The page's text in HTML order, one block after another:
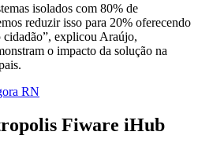
isolados com 80% de
reduzir isso para 20% oferecendo
explicou Araújo,
o impacto da solução na
RN
Fiware iHub